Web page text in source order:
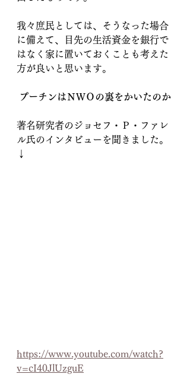
我々庶民としては、そうなった場合
に備えて、目先の生活資金を銀行で
はなく家に置いておくことも考えた
方が良いと思います。
プーチンはＮＷＯの裏をかいたのか
著名研究者のジョセフ・Ｐ・ファレ
ル氏のインタビューを聞きました。
↓
https://www.youtube.com/watch?
v=cI40JlUzguE